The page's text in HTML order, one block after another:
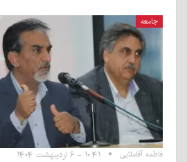
جامعه
فاطمه آقاملایی ۱۰:۴۱ - ۶ اردیبهشت ۱۴۰۴